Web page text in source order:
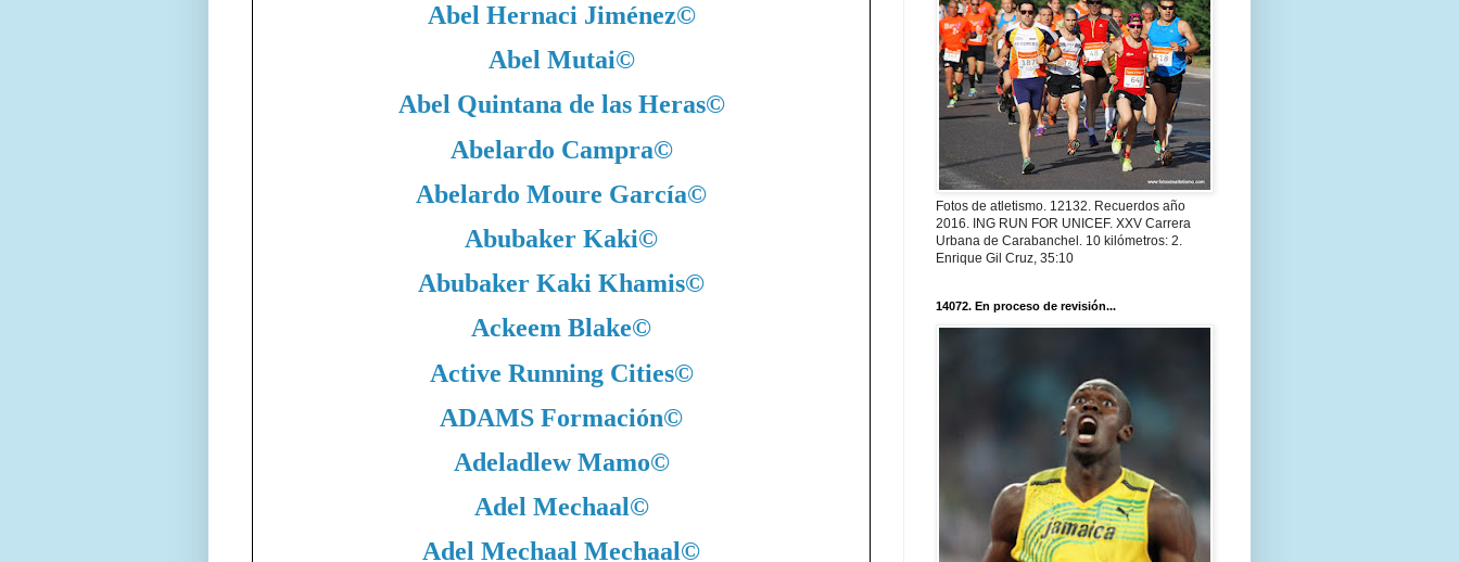
Abel Hernaci Jiménez©
Abel Mutai©
Abel Quintana de las Heras©
Abelardo Campra©
Abelardo Moure García©
Abubaker Kaki©
Abubaker Kaki Khamis©
Ackeem Blake©
Active Running Cities©
ADAMS Formación©
Adeladlew Mamo©
Adel Mechaal ©
Adel Mechaal Mechaal©
Fotos de atletismo. 12132. Recuerdos año
2016. ING RUN FOR UNICEF. XXV Carrera
Urbana de Carabanchel. 10 kilómetros: 2.
Enrique Gil Cruz, 35:10
14072. En proceso de revisión...